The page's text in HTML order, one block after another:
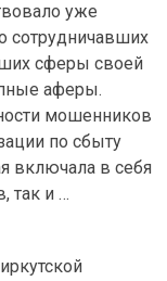
уже
сотрудничавших
сферы своей
аферы.
мошенников
по сбыту
включала в себя
так и …